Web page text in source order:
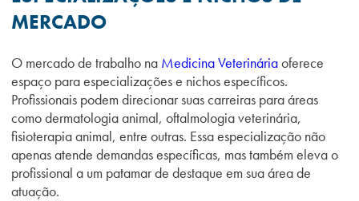
MERCADO
O mercado de trabalho na Medicina Veterináriaoferece
espaço para especializações e nichos específicos.
Profissionais podem direcionar suas carreiras para áreas
como dermatologia animal, oftalmologia veterinária,
fisioterapia animal, entre outras. Essa especialização não
apenas atende demandas específicas, mas também eleva o
profissional a um patamar de destaque em sua área de
atuação.